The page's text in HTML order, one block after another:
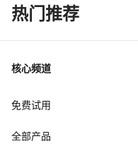
热门推荐
核心频道
免费试用
全部产品